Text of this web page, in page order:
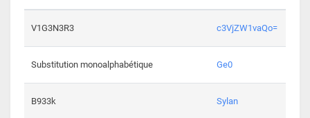
V1G3N3R3 c3VjZW1vaQo=
Substitution monoalphabétique Ge0
B933k Sylan